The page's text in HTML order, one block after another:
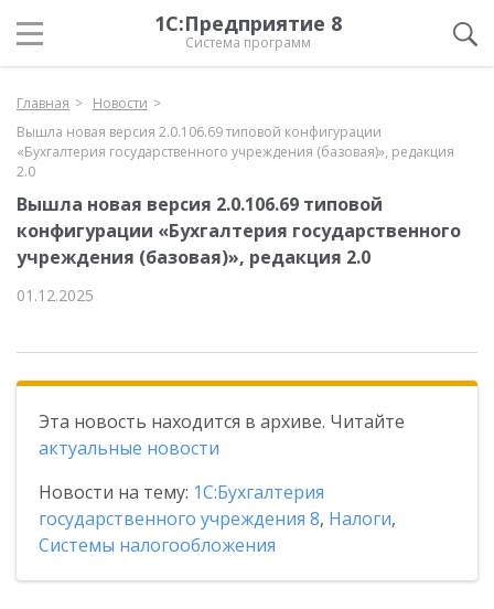
1С:Предприятие 8
Система программ
Главная
Новости
Вышла новая версия 2.0.106.69 типовой конфигурации
«Бухгалтерия государственного учреждения (базовая)», редакция
2.0
Вышла новая версия 2.0.106.69 типовой
конфигурации «Бухгалтерия государственного
учреждения (базовая)», редакция 2.0
01.12.2025
Эта новость находится в архиве. Читайте
актуальные новости
Новости на тему: 1С:Бухгалтерия
государственного учреждения 8, Налоги,
Системы налогообложения